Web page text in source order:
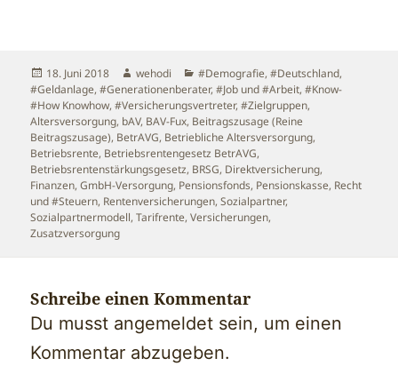
Veröffentlicht
am
18. Juni 2018 Autor
wehodi Kategorien
#Demografie,#Deutschland,
#Geldanlage,#Generationenberater,#Job und #Arbeit,#Know-
#How Knowhow,#Versicherungsvertreter,#Zielgruppen,
Altersversorgung, bAV, BAV-Fux, Beitragszusage (Reine
Beitragszusage), BetrAVG, Betriebliche Altersversorgung,
Betriebsrente, Betriebsrentengesetz BetrAVG,
Betriebsrentenstärkungsgesetz, BRSG, Direktversicherung,
Finanzen,GmbH-Versorgung, Pensionsfonds, Pensionskasse, Recht
und #Steuern, Rentenversicherungen,Sozialpartner,
Sozialpartnermodell,Tarifrente,Versicherungen,
Zusatzversorgung
Schreibe einen Kommentar
Du musst angemeldet sein, um einen
Kommentar abzugeben.